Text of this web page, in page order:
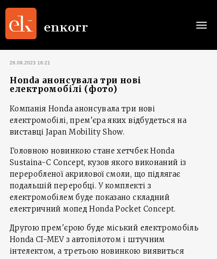
26.09.2023 16:21
Honda анонсувала три нові
електромобілі (фото)
Компанія Honda анонсувала три нові
електромобілі, прем'єра яких відбудеться на
виставці Japan Mobility Show.
Головною новинкою стане хетчбек Honda
Sustaina-C Concept, кузов якого виконаний із
переробленої акрилової смоли, що підлягає
подальшій переробці. У комплекті з
електромобілем буде показано складний
електричний мопед Honda Pocket Concept.
Другою прем'єрою буде міський електромобіль
Honda CI-MEV з автопілотом і штучним
інтелектом, а третьою новинкою виявиться